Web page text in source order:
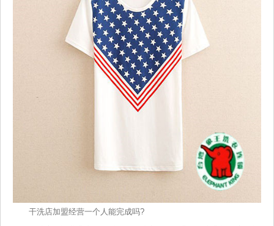
干洗店加盟经营一个人能完成吗?